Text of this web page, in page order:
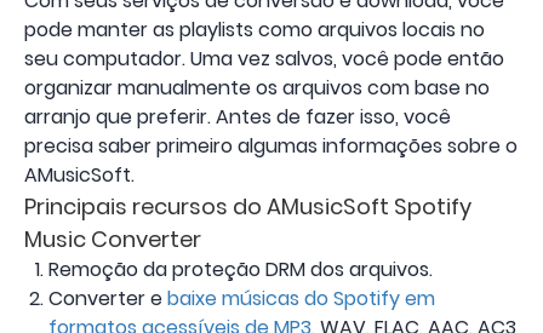
pode manter as playlists como arquivos locais no
seu computador. Uma vez salvos, você pode então
organizar manualmente os arquivos com base no
arranjo que preferir. Antes de fazer isso, você
precisa saber primeiro algumas informações sobre o
AMusicSoft.
Principais recursos do AMusicSoft Spotify
Music Converter
Remoção da proteção DRM dos arquivos.
Converter ebaixe músicas do Spotify em
formatos acessíveis de MP3, WAV, FLAC, AAC, AC3